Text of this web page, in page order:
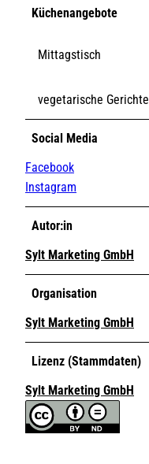
Küchenangebote
Mittagstisch
vegetarische Gerichte
Social Media
Facebook
Instagram
Autor:in
Sylt Marketing GmbH
Organisation
Sylt Marketing GmbH
Lizenz (Stammdaten)
Sylt Marketing GmbH